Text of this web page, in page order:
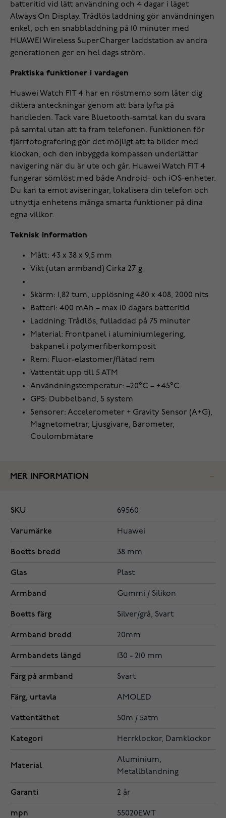
batteritid vid lätt användning och 4 dagar i läget
Always On Display. Trådlös laddning gör användningen
enkel, och en snabbladdning på 10 minuter med
HUAWEI Wireless SuperCharger laddstation av andra
generationen ger en hel dags ström.
Praktiska funktioner i vardagen
Huawei Watch FIT 4 har en röstmemo som låter dig
diktera anteckningar genom att bara lyfta på
handleden. Tack vare Bluetooth-samtal kan du svara
på samtal utan att ta fram telefonen. Funktionen för
fjärrfotografering gör det möjligt att ta bilder med
klockan, och den inbyggda kompassen underlättar
navigering när du är ute och går. Huawei Watch FIT 4
fungerar sömlöst med både Android- och iOS-enheter.
Du kan ta emot aviseringar, lokalisera din telefon och
utnyttja enhetens många smarta funktioner på dina
egna villkor.
Teknisk information
Mått: 43 x 38 x 9,5 mm
Vikt (utan armband) Cirka 27 g
Skärm: 1,82 tum, upplösning 480 x 408, 2000 nits
Batteri: 400 mAh – max 10 dagars batteritid
Laddning: Trådlös, fulladdad på 75 minuter
Material: Frontpanel i aluminiumlegering,
bakpanel i polymerfiberkomposit
Rem: Fluor-elastomer/flätad rem
Vattentät upp till 5 ATM
Användningstemperatur: –20°C – +45°C
GPS: Dubbelband, 5 system
Sensorer: Accelerometer + Gravity Sensor (A+G),
Magnetometrar, Ljusgivare, Barometer,
Coulombmätare
MER INFORMATION
SKU 69560
Varumärke Huawei
Boetts bredd 38 mm
Glas Plast
Armband Gummi / Silikon
Boetts färg Silver/grå, Svart
Armband bredd 20mm
Armbandets längd 130 - 210 mm
Färg på armband Svart
Färg, urtavla AMOLED
Vattentäthet 50m / 5atm
Kategori Herrklockor, Damklockor
Material
Aluminium,
Metallblandning
Garanti 2 år
mpn 55020EWT